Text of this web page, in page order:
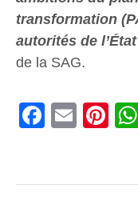
transformation
autorités de
de la SAG.
Facebook
Email